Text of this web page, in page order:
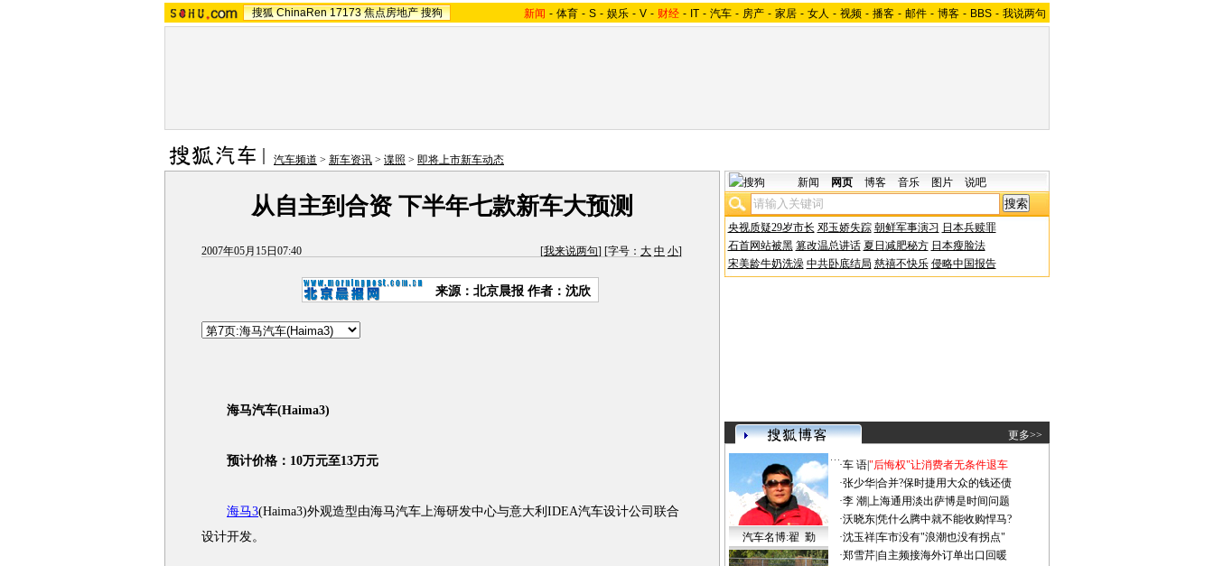
搜狐 ChinaRen 17173 焦点房地产 搜狗 新闻 - 体育 - S - 娱乐 - V - 财经 - IT - 汽车 - 房产 - 家居 - 女人 - 视频 - 播客 - 邮件 - 博客 - BBS - 我说两句
汽车频道 > 新车资讯 > 谍照 > 即将上市新车动态
从自主到合资 下半年七款新车大预测
2007年05月15日07:40 [我来说两句] [字号： 大 中 小]
来源：北京晨报 作者：沈欣
海马汽车(Haima3)
预计价格：10万元至13万元
海马3(Haima3)外观造型由海马汽车上海研发中心与意大利IDEA汽车设计公司联合
设计开发。
新闻 网页 博客 音乐 图片 说吧
央视质疑29岁市长 邓玉娇失踪 朝鲜军事演习 日本兵赎罪
石首网站被黑 篡改温总讲话 夏日减肥秘方 日本瘦脸法
宋美龄牛奶洗澡 中共卧底结局 慈禧不快乐 侵略中国报告
更多>>
汽车名博:翟 勤
·车 语|"后悔权"让消费者无条件退车
·张少华|合并?保时捷用大众的钱还债
·李 潮 上海通用淡出萨博是时间问题
·沃晓东|凭什么腾中就不能收购悍马?
·沈玉祥|车市没有"浪潮也没有拐点"
·郑雪芹| 自主频接海外订单出口回暖